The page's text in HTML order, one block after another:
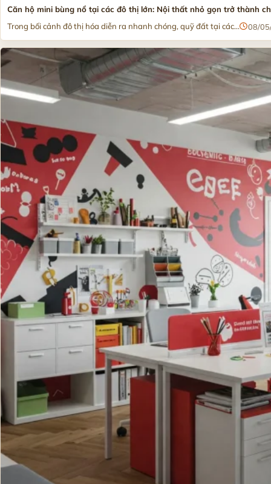
Căn hộ mini bùng nổ tại các đô thị lớn: Nội thất nhỏ gọn trở thành
Trong bối cảnh đô thị hóa diễn ra nhanh chóng, quỹ đất tại các...
08/